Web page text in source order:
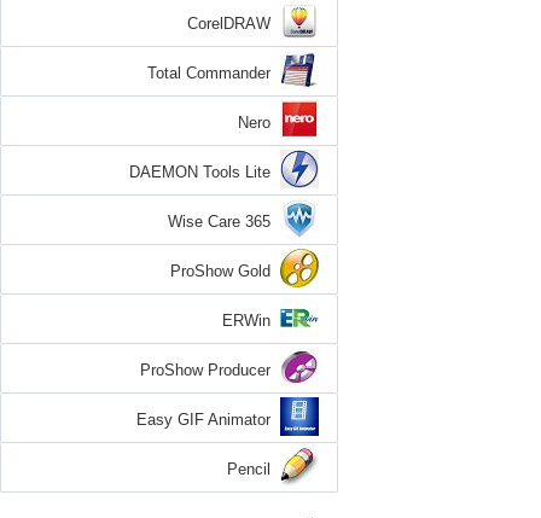
CorelDRAW
Total Commander
Nero
DAEMON Tools Lite
Wise Care 365
ProShow Gold
ERWin
ProShow Producer
Easy GIF Animator
Pencil